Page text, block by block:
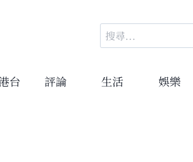
搜
尋
鍵
台 評論 生活 娛樂